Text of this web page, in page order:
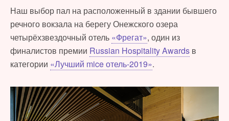
Наш выбор пал на расположенный в здании бывшего
речного вокзала на берегу Онежского озера
четырёхзвездочный отель «Фрегат», один из
финалистов премии Russian Hospitality Awards в
категории «Лучший mice отель-2019».